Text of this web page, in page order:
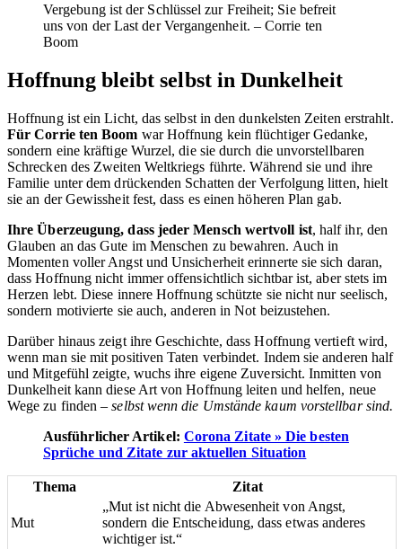
Vergebung ist der Schlüssel zur Freiheit; Sie befreit
uns von der Last der Vergangenheit. – Corrie ten
Boom
Hoffnung bleibt selbst in Dunkelheit
Hoffnung ist ein Licht, das selbst in den dunkelsten Zeiten erstrahlt.
Für Corrie ten Boom war Hoffnung kein flüchtiger Gedanke,
sondern eine kräftige Wurzel, die sie durch die unvorstellbaren
Schrecken des Zweiten Weltkriegs führte. Während sie und ihre
Familie unter dem drückenden Schatten der Verfolgung litten, hielt
sie an der Gewissheit fest, dass es einen höheren Plan gab.
Ihre Überzeugung, dass jeder Mensch wertvoll ist, half ihr, den
Glauben an das Gute im Menschen zu bewahren. Auch in
Momenten voller Angst und Unsicherheit erinnerte sie sich daran,
dass Hoffnung nicht immer offensichtlich sichtbar ist, aber stets im
Herzen lebt. Diese innere Hoffnung schützte sie nicht nur seelisch,
sondern motivierte sie auch, anderen in Not beizustehen.
Darüber hinaus zeigt ihre Geschichte, dass Hoffnung vertieft wird,
wenn man sie mit positiven Taten verbindet. Indem sie anderen half
und Mitgefühl zeigte, wuchs ihre eigene Zuversicht. Inmitten von
Dunkelheit kann diese Art von Hoffnung leiten und helfen, neue
Wege zu finden –selbst wenn die Umstände kaum vorstellbar sind.
Ausführlicher Artikel: Corona Zitate » Die besten
Sprüche und Zitate zur aktuellen Situation
Thema Zitat
Mut
„Mut ist nicht die Abwesenheit von Angst,
sondern die Entscheidung, dass etwas anderes
wichtiger ist.“